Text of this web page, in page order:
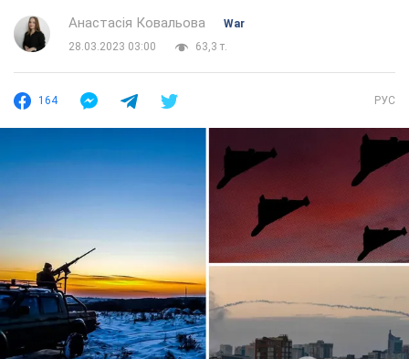
Анастасія Ковальова
War
28.03.2023 03:00
63,3 т.
164 РУС